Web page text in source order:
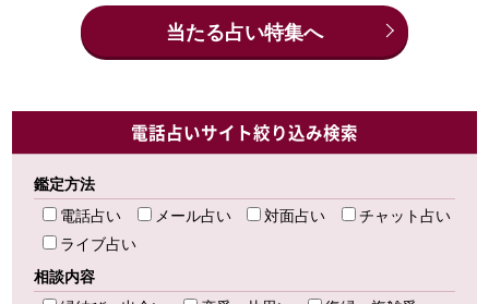
当たる占い特集へ
電話占いサイト絞り込み検索
鑑定方法
電話占い
メール占い 対面占い
チャット占い
ライブ占い
相談内容